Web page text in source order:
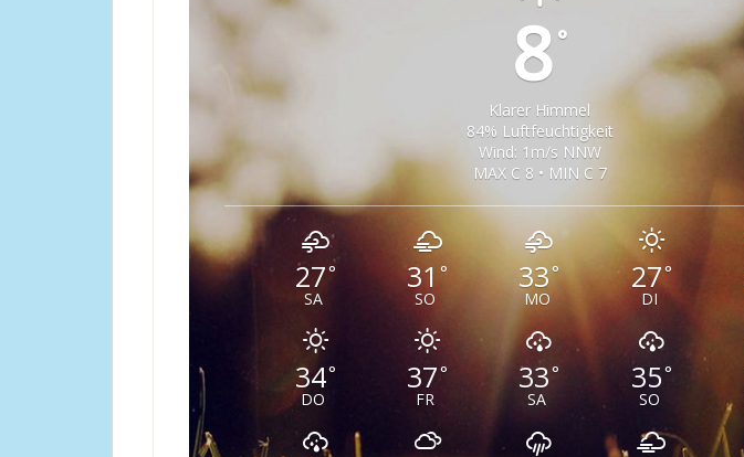
8°
Klarer Himmel
84% Luftfeuchtigkeit
Wind: 1m/s NNW
MAX C 8 • MIN C 7
27°
SA
31°
SO
33°
MO
27°
DI
34°
DO
37°
FR
33°
SA
35°
SO